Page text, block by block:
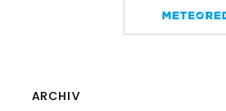
ARCHIV